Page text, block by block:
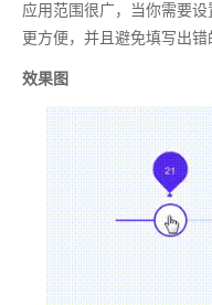
应用范围很广，当你需要
更方便，并且避免填写出错
效果图